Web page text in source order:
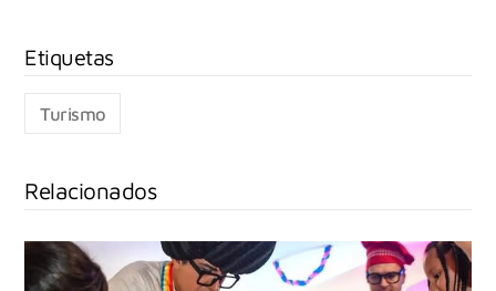
Turismo
Relacionados